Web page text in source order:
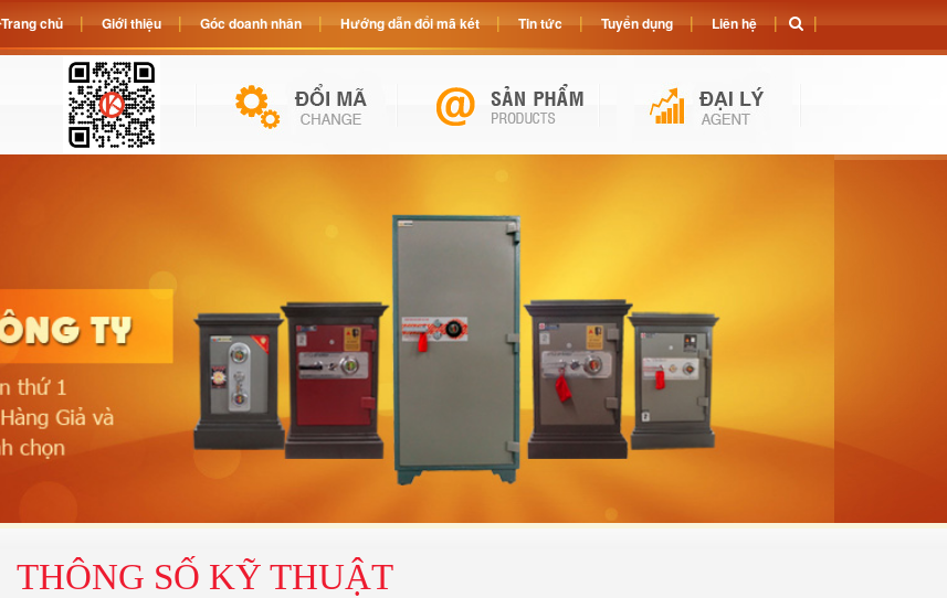
THÔNG SỐ KỸ THUẬT
Trang chủ Giới thiệu Góc doanh nhân Hướng dẫn đổi mã két Tin tức Tuyển dụng Liên hệ